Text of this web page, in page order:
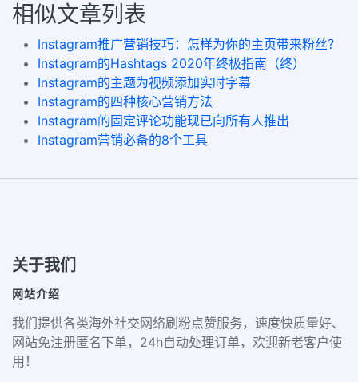
相似文章列表
Instagram推广营销技巧：怎样为你的主页带来粉丝？
Instagram的Hashtags 2020年终极指南（终）
Instagram的主题为视频添加实时字幕
Instagram的四种核心营销方法
Instagram的固定评论功能现已向所有人推出
Instagram营销必备的8个工具
关于我们
网站介绍
我们提供各类海外社交网络刷粉点赞服务，速度快质量好、
网站免注册匿名下单，24h自动处理订单，欢迎新老客户使
用！